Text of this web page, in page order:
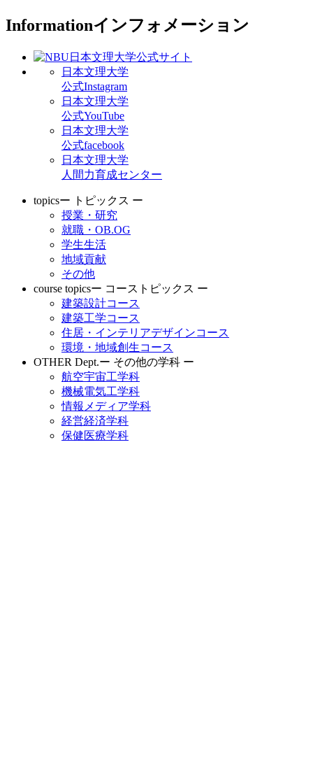
Informationインフォメーション
日本文理大学
公式Instagram
日本文理大学
公式YouTube
日本文理大学
公式facebook
日本文理大学
人間力育成センター
topicsー トピックス ー
授業・研究
就職・OB.OG
学生生活
地域貢献
その他
course topicsー コーストピックス ー
建築設計コース
建築工学コース
住居・インテリアデザインコース
環境・地域創生コース
OTHER Dept.ー その他の学科 ー
航空宇宙工学科
機械電気工学科
情報メディア学科
経営経済学科
保健医療学科